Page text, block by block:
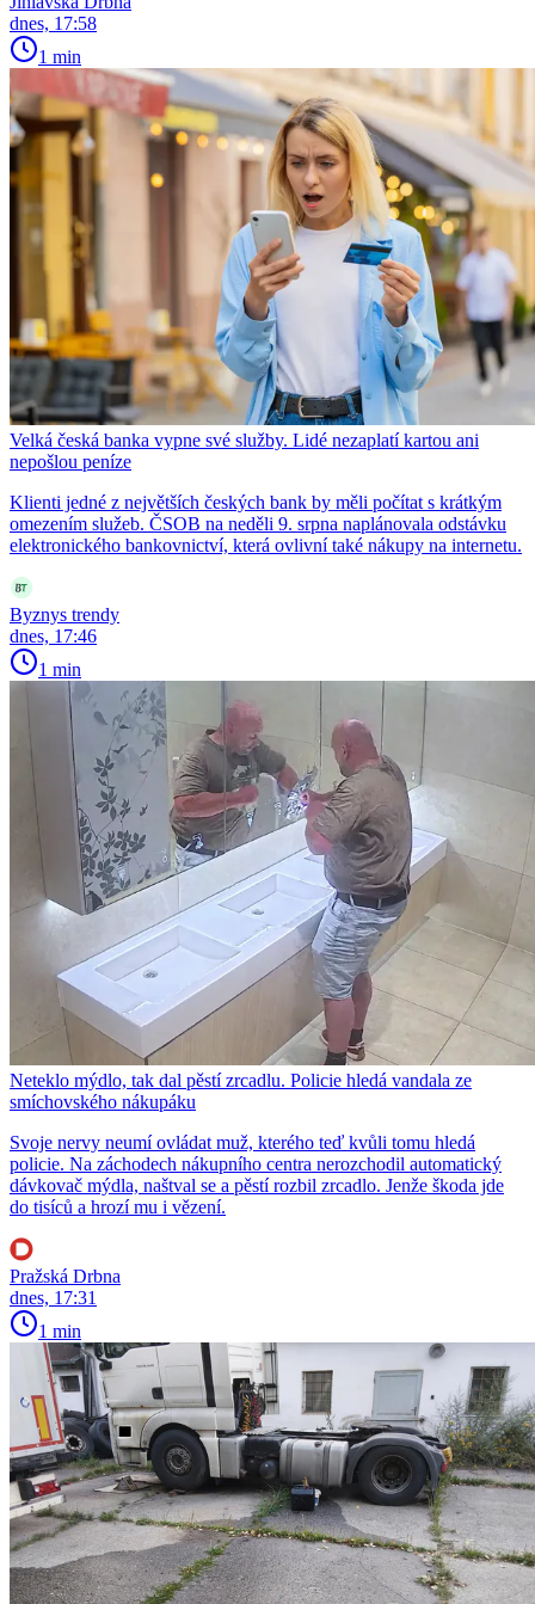
dnes, 17:58
1 min
Velká česká banka vypne své služby. Lidé nezaplatí kartou ani
nepošlou peníze
Klienti jedné z největších českých bank by měli počítat s krátkým
omezením služeb. ČSOB na neděli 9. srpna naplánovala odstávku
elektronického bankovnictví, která ovlivní také nákupy na internetu.
Byznys trendy
dnes, 17:46
1 min
Neteklo mýdlo, tak dal pěstí zrcadlu. Policie hledá vandala ze
smíchovského nákupáku
Svoje nervy neumí ovládat muž, kterého teď kvůli tomu hledá
policie. Na záchodech nákupního centra nerozchodil automatický
dávkovač mýdla, naštval se a pěstí rozbil zrcadlo. Jenže škoda jde
do tisíců a hrozí mu i vězení.
Pražská Drbna
dnes, 17:31
1 min